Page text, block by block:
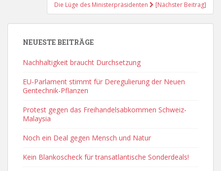
Die Lüge des Ministerpräsidenten [Nächster Beitrag]
NEUESTE BEITRÄGE
Nachhaltigkeit braucht Durchsetzung
EU-Parlament stimmt für Deregulierung der Neuen
Gentechnik-Pflanzen
Protest gegen das Freihandelsabkommen Schweiz-
Malaysia
Noch ein Deal gegen Mensch und Natur
Kein Blankoscheck für transatlantische Sonderdeals!